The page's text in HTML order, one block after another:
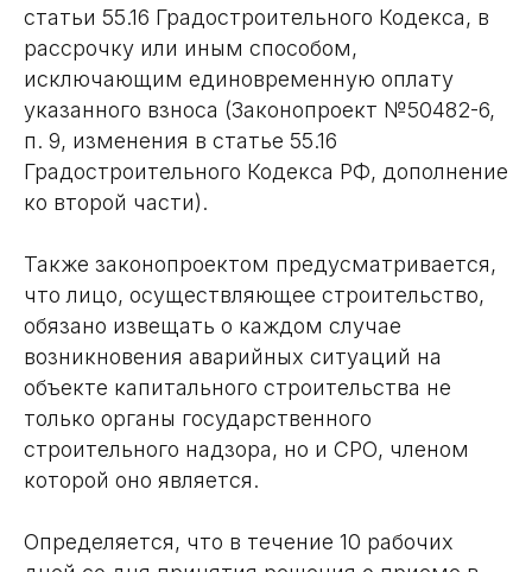
статьи 55.16 Градостроительного Кодекса, в
рассрочку или иным способом,
исключающим единовременную оплату
указанного взноса (Законопроект №50482-6,
п. 9, изменения в статье 55.16
Градостроительного Кодекса РФ, дополнение
ко второй части).
Также законопроектом предусматривается,
что лицо, осуществляющее строительство,
обязано извещать о каждом случае
возникновения аварийных ситуаций на
объекте капитального строительства не
только органы государственного
строительного надзора, но и СРО, членом
которой оно является.
Определяется, что в течение 10 рабочих